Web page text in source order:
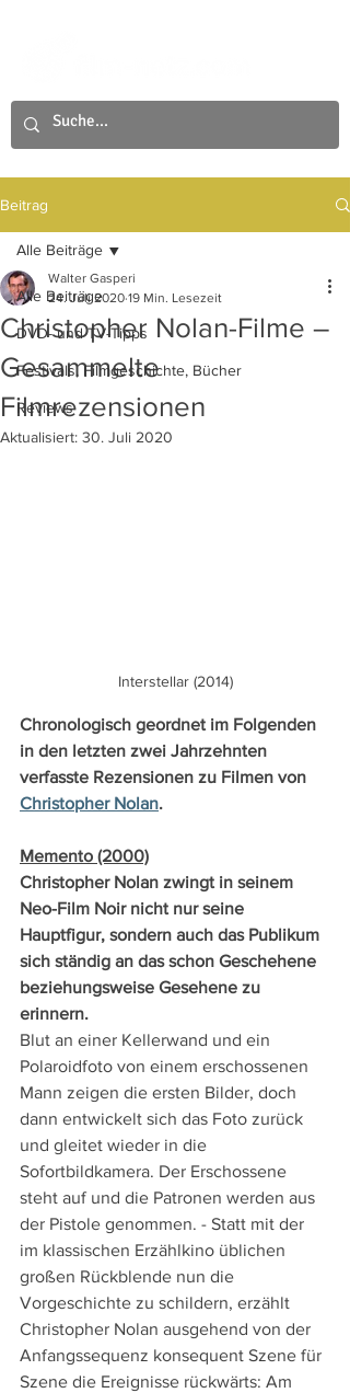
Beitrag
Alle Beiträge
DVD- und TV-Tipps
Festivals, Filmgeschichte, Bücher
Reviews
Alle Beiträge
Christopher Nolan-Filme –
Gesammelte
Filmrezensionen
Walter Gasperi
24. Juli 2020 19 Min. Lesezeit
Aktualisiert: 30. Juli 2020
Interstellar (2014)
Chronologisch geordnet im Folgenden
in den letzten zwei Jahrzehnten
verfasste Rezensionen zu Filmen von
Christopher Nolan.
Memento (2000)
Christopher Nolan zwingt in seinem
Neo-Film Noir nicht nur seine
Hauptfigur, sondern auch das Publikum
sich ständig an das schon Geschehene
beziehungsweise Gesehene zu
erinnern.
Blut an einer Kellerwand und ein
Polaroidfoto von einem erschossenen
Mann zeigen die ersten Bilder, doch
dann entwickelt sich das Foto zurück
und gleitet wieder in die
Sofortbildkamera. Der Erschossene
steht auf und die Patronen werden aus
der Pistole genommen. - Statt mit der
im klassischen Erzählkino üblichen
großen Rückblende nun die
Vorgeschichte zu schildern, erzählt
Christopher Nolan ausgehend von der
Anfangssequenz konsequent Szene für
Szene die Ereignisse rückwärts: Am